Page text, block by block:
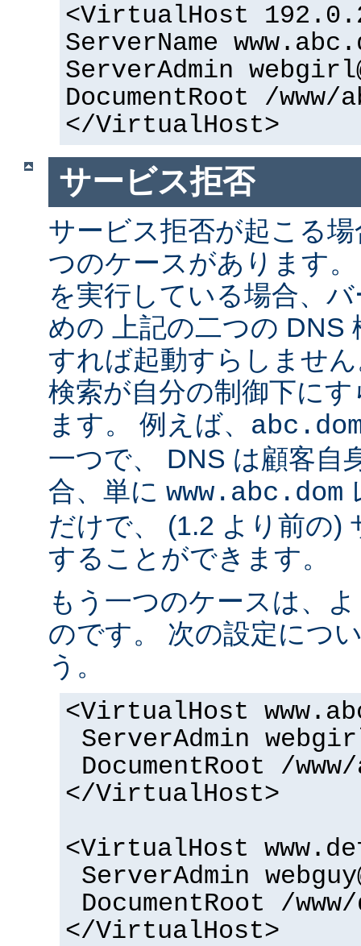
<VirtualHost
ServerName
ServerAdmin
DocumentRoot /www/
</VirtualHost>
サービス拒否
サービス拒否が起こる
つのケースがあります
を実行している場合、
めの 上記の二つの DNS
すれば起動すらしませ
検索が自分の制御下に
ます。 例えば、
一つで、 DNS は顧客自
合、単に www.abc.dom
だけで、 (1.2 より前の)
することができます。
もう一つのケースは、
のです。 次の設定につ
う。
<VirtualHost
ServerAdmin
DocumentRoot /
</VirtualHost>
<VirtualHost
ServerAdmin
DocumentRoot /
</VirtualHost>